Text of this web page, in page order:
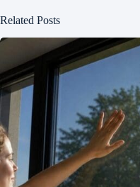
Related Posts